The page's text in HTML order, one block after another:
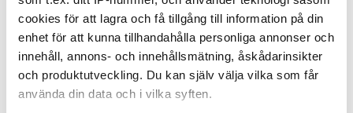
cookies för att lagra och få tillgång till information på din
enhet för att kunna tillhandahålla personliga annonser och
innehåll, annons- och innehållsmätning, åskådarinsikter
och produktutveckling. Du kan själv välja vilka som får
använda din data och i vilka syften.
Berkley Power Bait Pulse
Spintail 14g.
Nuvarande pris:
79,00 krTidigare pris:
99,00 kr
79,00 kr
99,00 kr
FINNS I LAGER.
POWER TACKLE
Peang Böjd 20cm
Nuvarande pris:
89,00 krTidigare pris:
100,00 kr
89,00 kr
100,00 kr